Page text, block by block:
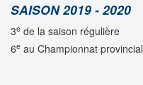
SAISON 2019 - 2020
3e de la saison régulière
6e au Championnat provincial